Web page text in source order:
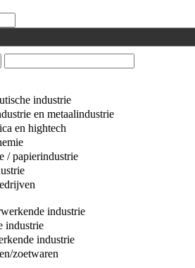
industrie
en metaalindustrie
en hightech
/ papierindustrie
industrie
industrie
industrie
zoetwaren